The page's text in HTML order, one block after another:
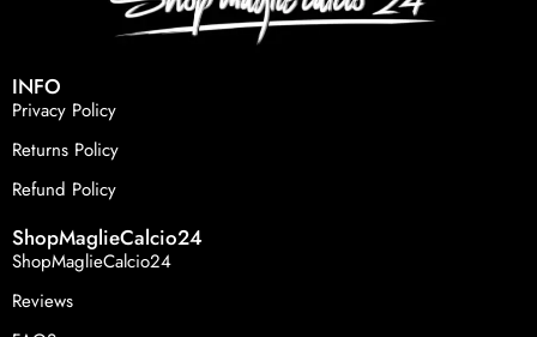
INFO
Privacy Policy
Returns Policy
Refund Policy
ShopMaglieCalcio24
ShopMaglieCalcio24
Reviews